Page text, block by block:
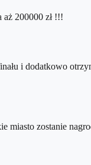
aż 200000 zł !!!
i dodatkowo
miasto zostanie